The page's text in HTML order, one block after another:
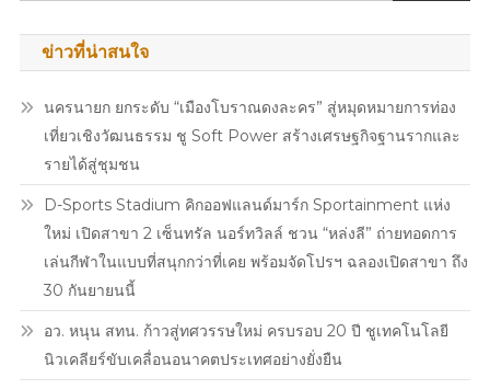
ข่าวที่น่าสนใจ
นครนายก ยกระดับ “เมืองโบราณดงละคร” สู่หมุดหมายการท่อง
เที่ยวเชิงวัฒนธรรม ชู Soft Power สร้างเศรษฐกิจฐานรากและ
รายได้สู่ชุมชน
D-Sports Stadium คิกออฟแลนด์มาร์ก Sportainment แห่ง
ใหม่ เปิดสาขา 2 เซ็นทรัล นอร์ทวิลล์ ชวน “หล่งลี” ถ่ายทอดการ
เล่นกีฬาในแบบที่สนุกกว่าที่เคย พร้อมจัดโปรฯ ฉลองเปิดสาขา ถึง
30 กันยายนนี้
อว. หนุน สทน. ก้าวสู่ทศวรรษใหม่ ครบรอบ 20 ปี ชูเทคโนโลยี
นิวเคลียร์ขับเคลื่อนอนาคตประเทศอย่างยั่งยืน